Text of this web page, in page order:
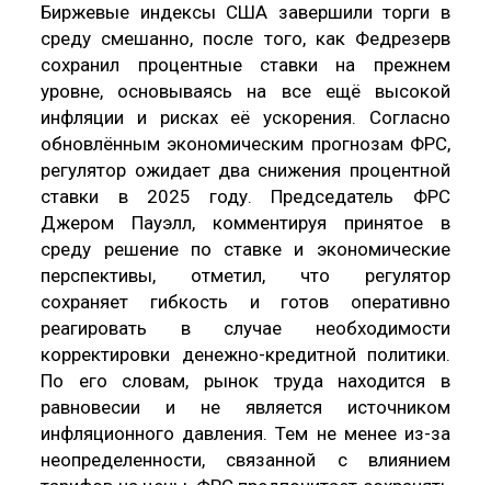
Биржевые индексы США завершили торги в
среду смешанно, после того, как Федрезерв
сохранил процентные ставки на прежнем
уровне, основываясь на все ещё высокой
инфляции и рисках её ускорения. Согласно
обновлённым экономическим прогнозам ФРС,
регулятор ожидает два снижения процентной
ставки в 2025 году. Председатель ФРС
Джером Пауэлл, комментируя принятое в
среду решение по ставке и экономические
перспективы, отметил, что регулятор
сохраняет гибкость и готов оперативно
реагировать в случае необходимости
корректировки денежно-кредитной политики.
По его словам, рынок труда находится в
равновесии и не является источником
инфляционного давления. Тем не менее из-за
неопределенности, связанной с влиянием